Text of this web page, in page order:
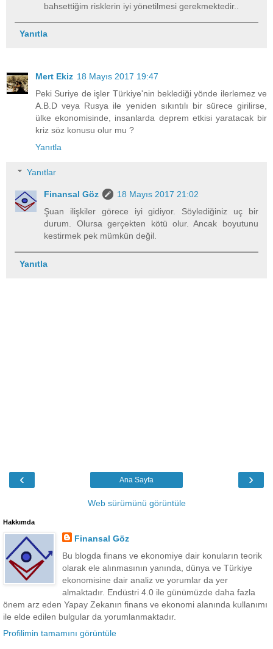
bahsettiğim risklerin iyi yönetilmesi gerekmektedir..
Yanıtla
Mert Ekiz 18 Mayıs 2017 19:47
Peki Suriye de işler Türkiye'nin beklediği yönde ilerlemez ve
A.B.D veya Rusya ile yeniden sıkıntılı bir sürece girilirse,
ülke ekonomisinde, insanlarda deprem etkisi yaratacak bir
kriz söz konusu olur mu ?
Yanıtla
Yanıtlar
Finansal Göz
18 Mayıs 2017 21:02
Şuan ilişkiler görece iyi gidiyor. Söylediğiniz uç bir
durum. Olursa gerçekten kötü olur. Ancak boyutunu
kestirmek pek mümkün değil.
Yanıtla
‹ ›
Ana Sayfa
Web sürümünü görüntüle
Hakkımda
Finansal Göz
Bu blogda finans ve ekonomiye dair konuların teorik
olarak ele alınmasının yanında, dünya ve Türkiye
ekonomisine dair analiz ve yorumlar da yer
almaktadır. Endüstri 4.0 ile günümüzde daha fazla
önem arz eden Yapay Zekanın finans ve ekonomi alanında kullanımı
ile elde edilen bulgular da yorumlanmaktadır.
Profilimin tamamını görüntüle